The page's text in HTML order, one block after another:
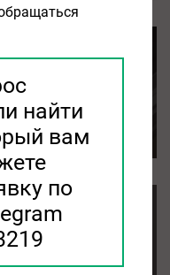
rio 3
найти
вам
по